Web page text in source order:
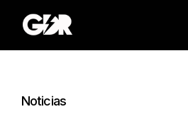
Noticias